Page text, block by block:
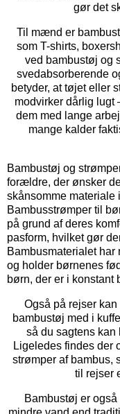
gør det
Til mænd er
som T-shirts,
ved bambustøj og
svedabsorberende
betyder, at tøjet eller
modvirker dårlig
dem med lange
mange kalder
Bambustøj og
forældre, der ønsker
skånsomme materiale
Bambusstrømper til
på grund af deres
pasform, hvilket gør
Bambusmaterialet
og holder børnenes
børn, der er i konstant
Også på rejser
bambustøj med i
så du sagtens kan
Ligeledes findes der
strømper af bambus,
til rejser
Bambustøj er